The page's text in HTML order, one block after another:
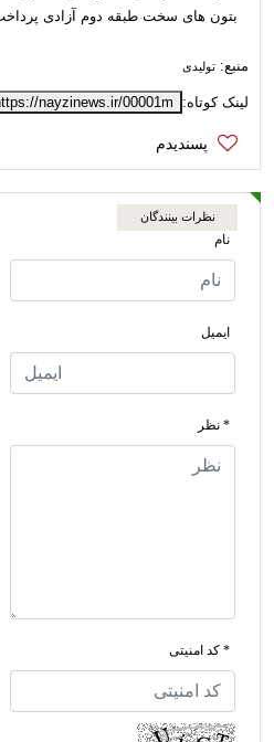
بتون های سخت طبقه دوم آزادی
منبع: تولیدی
لینک کوتاه: nayzinews.ir/00001m
نظرات بینندگان
نام
ایمیل
* نظر
* کد امنیتی